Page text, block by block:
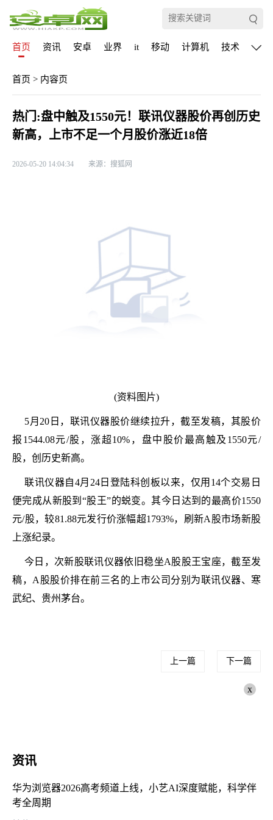
首页 资讯 安卓 业界 it 移动 计算机 技术 通信
首页 > 内容页
热门:盘中触及1550元！联讯仪器股价再创历史
新高，上市不足一个月股价涨近18倍
2026-05-20 14:04:34 来源：搜狐网
(资料图片)
5月20日，联讯仪器股价继续拉升，截至发稿，其股价
报1544.08元/股，涨超10%，盘中股价最高触及1550元/
股，创历史新高。
联讯仪器自4月24日登陆科创板以来，仅用14个交易日
便完成从新股到“股王”的蜕变。其今日达到的最高价1550
元/股，较81.88元发行价涨幅超1793%，刷新A股市场新股
上涨纪录。
今日，次新股联讯仪器依旧稳坐A股股王宝座，截至发
稿，A股股价排在前三名的上市公司分别为联讯仪器、寒
武纪、贵州茅台。
上一篇 下一篇
x
资讯
华为浏览器2026高考频道上线，小艺AI深度赋能，科学伴
考全周期